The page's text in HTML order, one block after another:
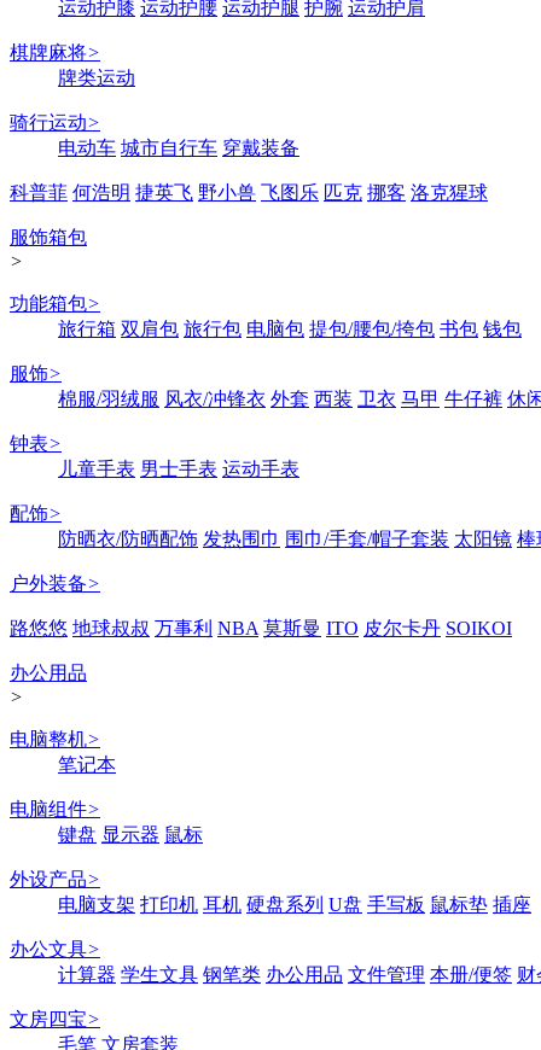
运动护膝 运动护腰 运动护腿 护腕 运动护肩
棋牌麻将>
牌类运动
骑行运动>
电动车 城市自行车 穿戴装备
科普菲 何浩明 捷英飞 野小兽 飞图乐 匹克 挪客 洛克猩球
服饰箱包
>
功能箱包>
旅行箱 双肩包 旅行包 电脑包 提包/腰包/挎包 书包 钱包
服饰>
棉服/羽绒服 风衣/冲锋衣 外套 西装 卫衣 马甲 牛仔裤 休
钟表>
儿童手表 男士手表 运动手表
配饰>
防晒衣/防晒配饰 发热围巾 围巾/手套/帽子套装 太阳镜 棒
户外装备>
路悠悠 地球叔叔 万事利 NBA 莫斯曼 ITO 皮尔卡丹 SOIKOI
办公用品
>
电脑整机>
笔记本
电脑组件>
键盘 显示器 鼠标
外设产品>
电脑支架 打印机 耳机 硬盘系列 U盘 手写板 鼠标垫 插座
办公文具>
计算器 学生文具 钢笔类 办公用品 文件管理 本册/便签 财
文房四宝>
毛笔 文房套装